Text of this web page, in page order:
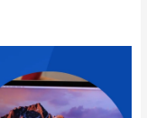
của Apple nên